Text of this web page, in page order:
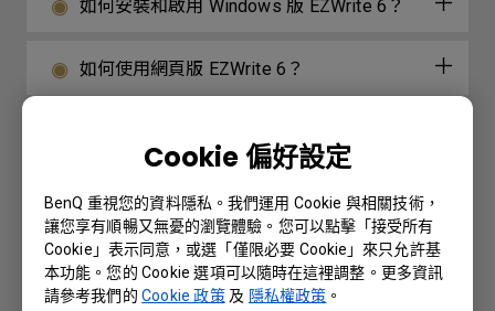
Cookie 偏好設定
BenQ 重視您的資料隱私。我們運用 Cookie 與相關技術，
讓您享有順暢又無憂的瀏覽體驗。您可以點擊「接受所有
Cookie」表示同意，或選「僅限必要 Cookie」來只允許基
本功能。您的 Cookie 選項可以隨時在這裡調整。更多資訊
請參考我們的Cookie 政策及 隱私權政策 。
如何安裝和啟用 Windows 版 EZWrite 6？
如何使用網頁版 EZWrite 6？
InstaShare2？
BenQ EDLA 系列機種如何安裝和移除CA憑
證？